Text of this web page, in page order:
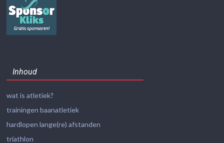
Inhoud
wat is atletiek?
trainingen baanatletiek
hardlopen lange(re) afstanden
triathlon